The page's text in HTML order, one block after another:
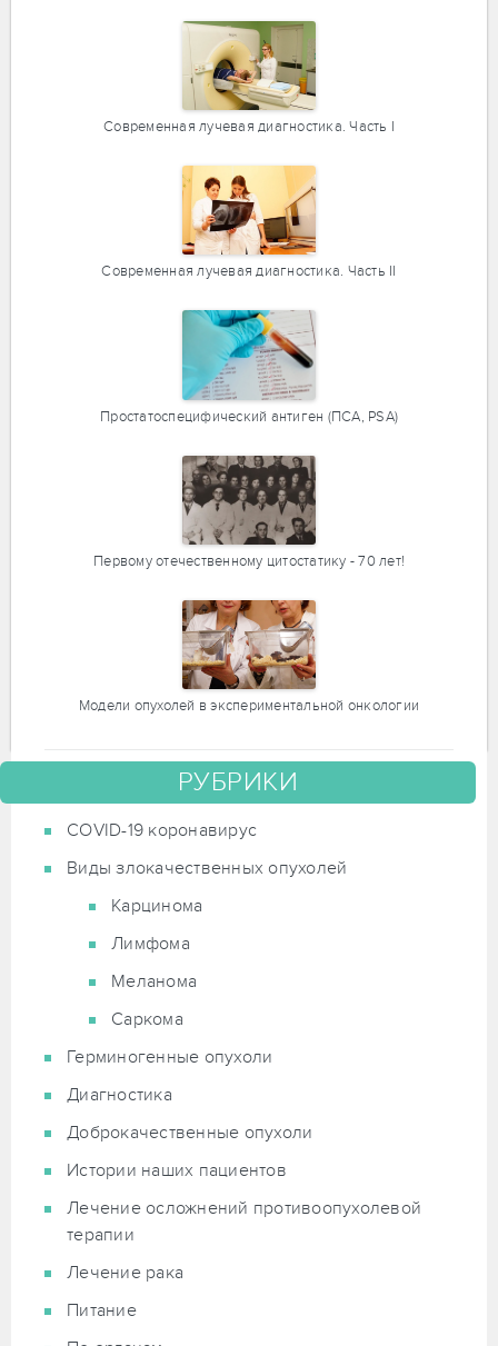
Современная лучевая диагностика. Часть I
Современная лучевая диагностика. Часть II
Простатоспецифический антиген (ПСА, PSA)
Первому отечественному цитостатику - 70 лет!
Модели опухолей в экспериментальной онкологии
РУБРИКИ
COVID-19 коронавирус
Виды злокачественных опухолей
Карцинома
Лимфома
Меланома
Саркома
Герминогенные опухоли
Диагностика
Доброкачественные опухоли
Истории наших пациентов
Лечение осложнений противоопухолевой
терапии
Лечение рака
Питание